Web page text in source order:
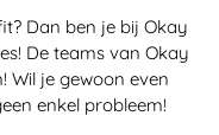
Dan ben je bij Okay
De teams van Okay
Wil je gewoon even
enkel probleem!